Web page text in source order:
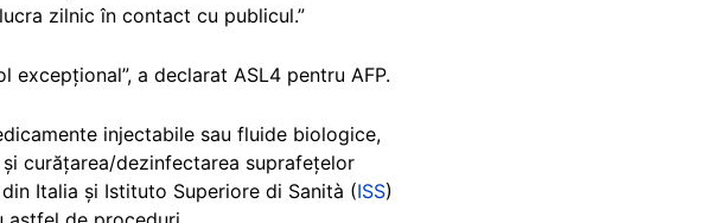
zilnic în contact cu publicul.”
a declarat ASL4 pentru AFP.
injectabile sau fluide biologice,
curățarea/dezinfectarea suprafețelor
Italia și Istituto Superiore di Sanità (ISS)